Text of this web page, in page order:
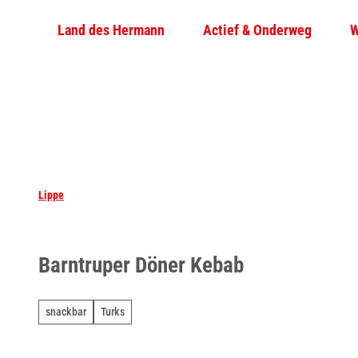
Land des Hermann Actief & Onderweg
Lippe
Barntruper Döner Kebab
snackbar Turks